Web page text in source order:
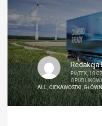
Redakcja
PIĄTEK, 10
ALL, CIEKAWOSTKI,